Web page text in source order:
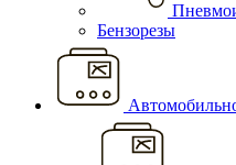
Бензорезы